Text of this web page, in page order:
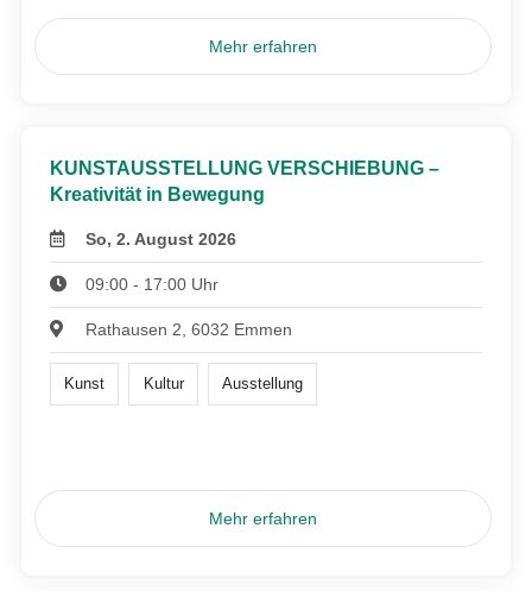
Mehr erfahren
KUNSTAUSSTELLUNG VERSCHIEBUNG –
Kreativität in Bewegung
So, 2. August 2026
09:00 - 17:00 Uhr
Rathausen 2, 6032 Emmen
Kunst Kultur Ausstellung
Mehr erfahren